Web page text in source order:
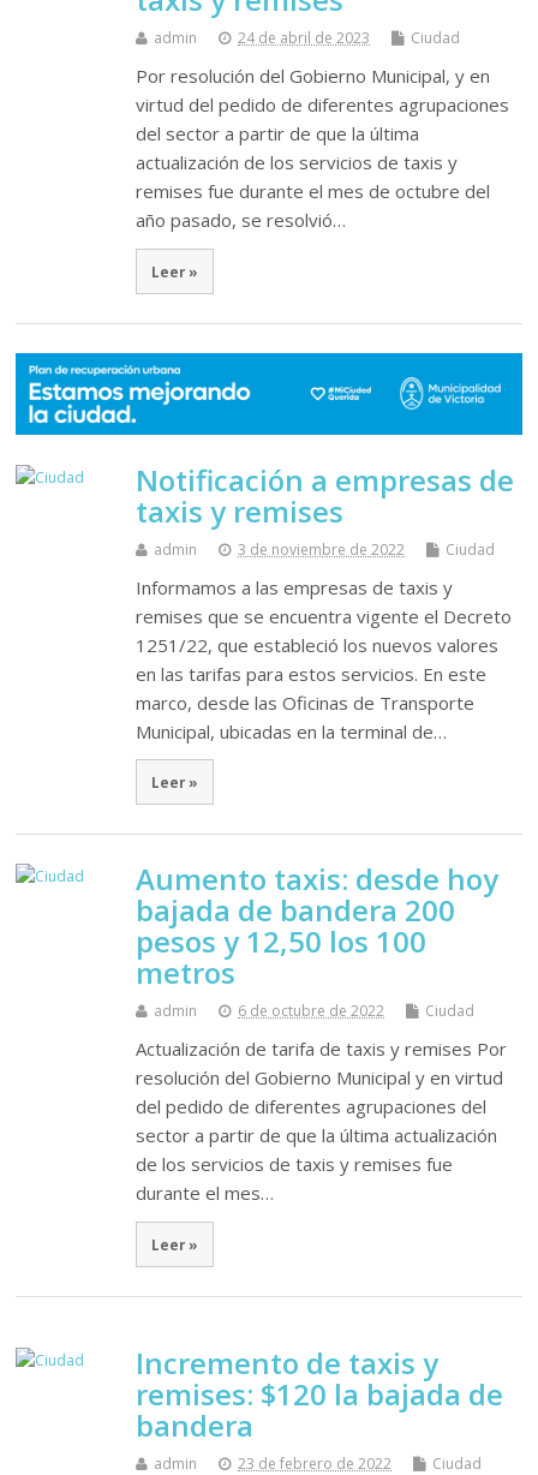
admin 24 de abril de 2023 Ciudad
Por resolución del Gobierno Municipal, y en
virtud del pedido de diferentes agrupaciones
del sector a partir de que la última
actualización de los servicios de taxis y
remises fue durante el mes de octubre del
año pasado, se resolvió…
Leer »
Notificación a empresas de
taxis y remises
admin 3 de noviembre de 2022 Ciudad
Informamos a las empresas de taxis y
remises que se encuentra vigente el Decreto
1251/22, que estableció los nuevos valores
en las tarifas para estos servicios. En este
marco, desde las Oficinas de Transporte
Municipal, ubicadas en la terminal de…
Leer »
Aumento taxis: desde hoy
bajada de bandera 200
pesos y 12,50 los 100
metros
admin 6 de octubre de 2022 Ciudad
Actualización de tarifa de taxis y remises Por
resolución del Gobierno Municipal y en virtud
del pedido de diferentes agrupaciones del
sector a partir de que la última actualización
de los servicios de taxis y remises fue
durante el mes…
Leer »
Incremento de taxis y
remises: $120 la bajada de
bandera
admin 23 de febrero de 2022 Ciudad